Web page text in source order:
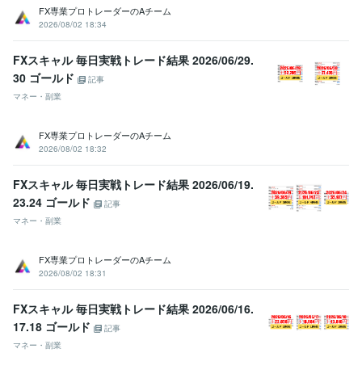
FX専業プロトレーダーのAチーム
2026/08/02 18:34
FXスキャル 毎日実戦トレード結果 2026/06/29.
30 ゴールド
記事
マネー・副業
FX専業プロトレーダーのAチーム
2026/08/02 18:32
FXスキャル 毎日実戦トレード結果 2026/06/19.
23.24 ゴールド
記事
マネー・副業
FX専業プロトレーダーのAチーム
2026/08/02 18:31
FXスキャル 毎日実戦トレード結果 2026/06/16.
17.18 ゴールド
記事
マネー・副業